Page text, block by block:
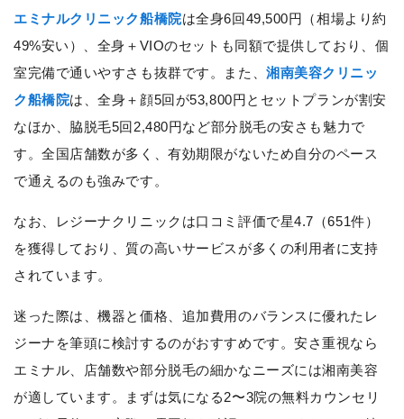
エミナルクリニック船橋院は全身6回49,500円（相場より約
49%安い）、全身＋VIOのセットも同額で提供しており、個
室完備で通いやすさも抜群です。また、湘南美容クリニッ
ク船橋院は、全身＋顔5回が53,800円とセットプランが割安
なほか、脇脱毛5回2,480円など部分脱毛の安さも魅力で
す。全国店舗数が多く、有効期限がないため自分のペース
で通えるのも強みです。
なお、レジーナクリニックは口コミ評価で星4.7（651件）
を獲得しており、質の高いサービスが多くの利用者に支持
されています。
迷った際は、機器と価格、追加費用のバランスに優れたレ
ジーナを筆頭に検討するのがおすすめです。安さ重視なら
エミナル、店舗数や部分脱毛の細かなニーズには湘南美容
が適しています。まずは気になる2〜3院の無料カウンセリ